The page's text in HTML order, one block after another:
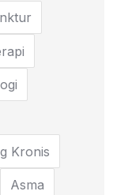
Kronis
Asma